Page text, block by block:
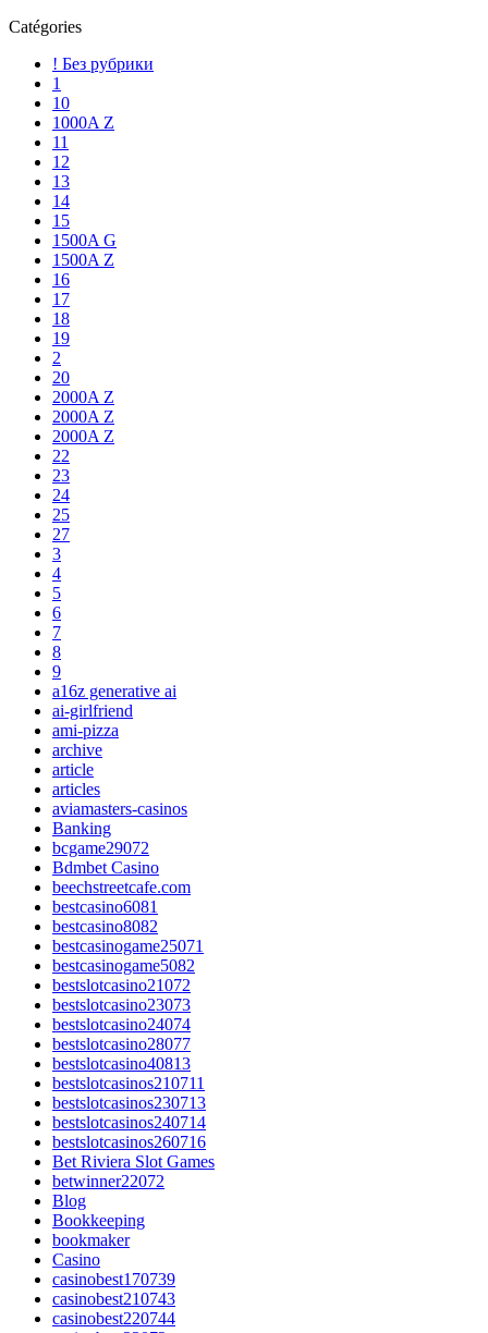
Catégories
! Без рубрики
1
10
1000A Z
11
12
13
14
15
1500A G
1500A Z
16
17
18
19
2
20
2000A Z
2000A Z
2000A Z
22
23
24
25
27
3
4
5
6
7
8
9
a16z generative ai
ai-girlfriend
ami-pizza
archive
article
articles
aviamasters-casinos
Banking
bcgame29072
Bdmbet Casino
beechstreetcafe.com
bestcasino6081
bestcasino8082
bestcasinogame25071
bestcasinogame5082
bestslotcasino21072
bestslotcasino23073
bestslotcasino24074
bestslotcasino28077
bestslotcasino40813
bestslotcasinos210711
bestslotcasinos230713
bestslotcasinos240714
bestslotcasinos260716
Bet Riviera Slot Games
betwinner22072
Blog
Bookkeeping
bookmaker
Casino
casinobest170739
casinobest210743
casinobest220744